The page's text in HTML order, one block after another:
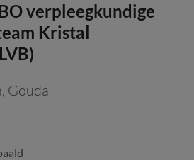
verpleegkundige
Kristal
, Gouda